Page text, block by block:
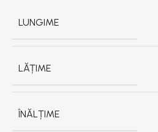
LUNGIME
LĂȚIME
ÎNĂLȚIME